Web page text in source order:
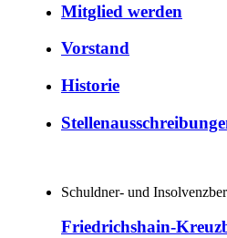
Mitglied werden
Vorstand
Historie
Schuldner- und
Friedrichshain-